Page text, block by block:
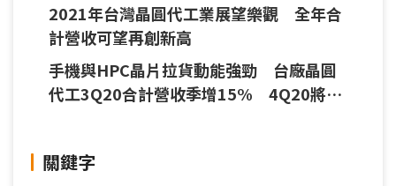
2021年台灣晶圓代工業展望樂觀 全年合
計營收可望再創新高
手機與HPC晶片拉貨動能強勁 台廠晶圓
代工3Q20合計營收季增15% 4Q20將再
關鍵字